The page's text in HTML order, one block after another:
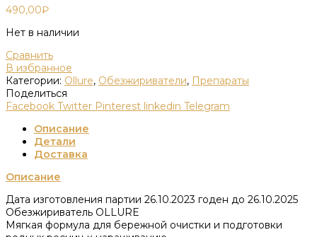
490,00₽
Нет в наличии
Сравнить
В избранное
Категории: Ollure, Обезжириватели, Препараты
Поделиться
Facebook Twitter Pinterest linkedin Telegram
Описание
Детали
Доставка
Описание
Дата изготовления партии 26.10.2023 годен до 26.10.2025
Обезжириватель OLLURE
Мягкая формула для бережной очистки и подготовки